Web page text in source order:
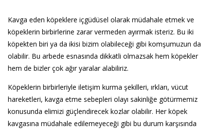
Kavga eden köpeklere içgüdüsel olarak müdahale etmek ve
köpeklerin birbirlerine zarar vermeden ayırmak isteriz. Bu iki
köpekten biri ya da ikisi bizim olabileceği gibi komşumuzun da
olabilir. Bu arbede esnasında dikkatli olmazsak hem köpekler
hem de bizler çok ağır yaralar alabiliriz.
Köpeklerin birbirleriyle iletişim kurma şekilleri, ırkları, vücut
hareketleri, kavga etme sebepleri olayı sakinliğe götürmemiz
konusunda elimizi güçlendirecek kozlar olabilir. Her köpek
kavgasına müdahale edilemeyeceği gibi bu durum karşısında